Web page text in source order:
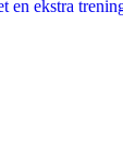
en ekstra